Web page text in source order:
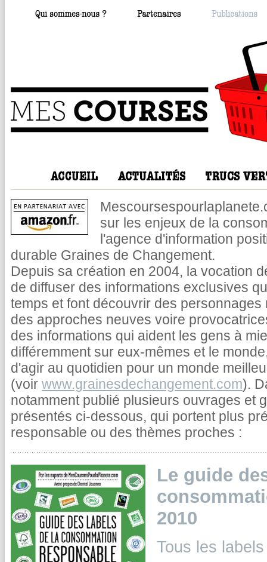
sur les enjeux de la
l'agence d'information
durable Graines de Changement.
Depuis sa création en 2004, la vocation
de diffuser des informations exclusives
temps et font découvrir des
des approches neuves voire
des informations qui aident les gens à
différemment sur eux-mêmes et le
d'agir au quotidien pour un monde
(voir www.grainesdechangement.com).
notamment publié plusieurs ouvrages et
présentés ci-dessous, qui portent plus
responsable ou des thèmes proches :
Le guide
2010
Tous les